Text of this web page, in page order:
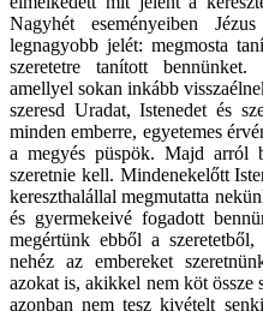
Nagyhét eseményeiben
legnagyobb jelét: megmosta
szeretetre tanított
amellyel sokan inkább
szeresd Uradat, Istenedet és
minden emberre, egyetemes
a megyés püspök. Majd arról
szeretnie kell. Mindenekelőtt
kereszthalállal megmutatta
és gyermekeivé fogadott
megértünk ebből a
nehéz az embereket
azokat is, akikkel nem köt össze
azonban nem tesz kivételt